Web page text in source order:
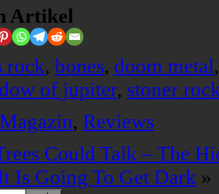
Artikel
rock, bones, doom metal
of jupiter, stoner
Magazin, Reviews
Could Talk – The
Is Going To Get Dark »